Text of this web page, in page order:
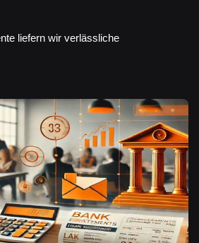
liefern wir verlässliche